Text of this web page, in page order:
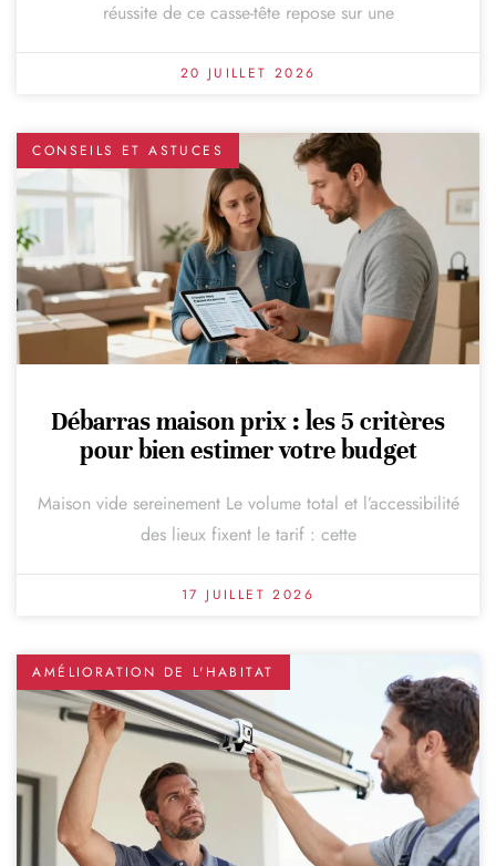
réussite de ce casse-tête repose sur une
20 JUILLET 2026
CONSEILS ET ASTUCES
Débarras maison prix : les 5 critères
pour bien estimer votre budget
Maison vide sereinement Le volume total et l’accessibilité
des lieux fixent le tarif : cette
17 JUILLET 2026
AMÉLIORATION DE L'HABITAT